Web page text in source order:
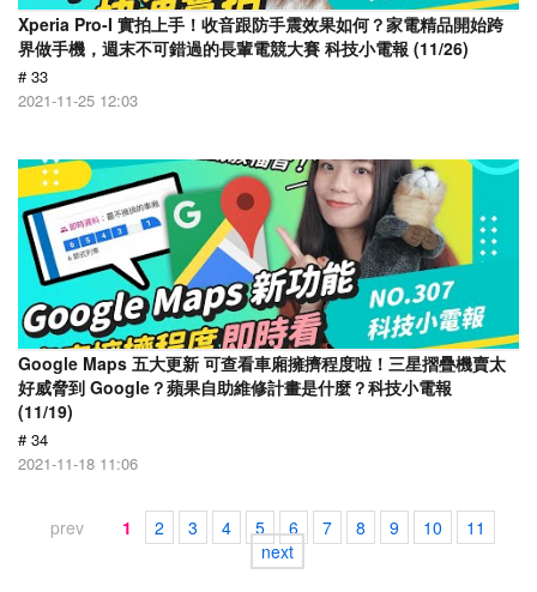
Xperia Pro-I 實拍上手！收音跟防手震效果如何？家電精品開始跨
界做手機，週末不可錯過的長輩電競大賽 科技小電報 (11/26)
# 33
2021-11-25 12:03
Google Maps 五大更新 可查看車廂擁擠程度啦！三星摺疊機賣太
好威脅到 Google？蘋果自助維修計畫是什麼？科技小電報
(11/19)
# 34
2021-11-18 11:06
prev 1 2 3 4 5 6 7 8 9 10
11
next